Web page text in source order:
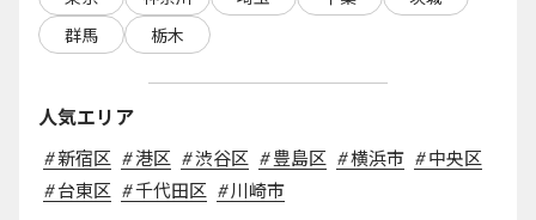
群馬
栃木
人気エリア
# 新宿区 #港区 #渋谷区 # 豊島区 #横浜市 # 中央区
# 台東区 #千代田区 # 川崎市